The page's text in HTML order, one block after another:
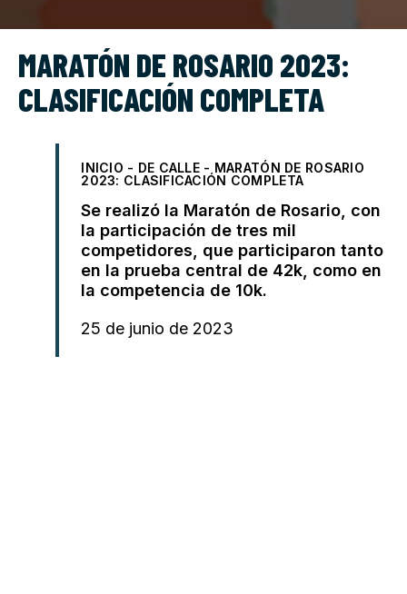
MARATÓN DE ROSARIO 2023:
CLASIFICACIÓN COMPLETA
INICIO - DE CALLE - MARATÓN DE ROSARIO
2023: CLASIFICACIÓN COMPLETA
Se realizó la Maratón de Rosario, con
la participación de tres mil
competidores, que participaron tanto
en la prueba central de 42k, como en
la competencia de 10k.
25 de junio de 2023